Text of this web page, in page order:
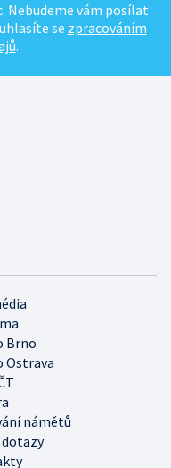
Nebudeme vám posílat
se zpracováním
.